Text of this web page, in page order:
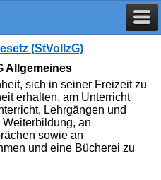
(StVollzG)
Allgemeines
sich in seiner Freizeit zu
erhalten, am Unterricht
Lehrgängen und
an
sowie an
und eine Bücherei zu